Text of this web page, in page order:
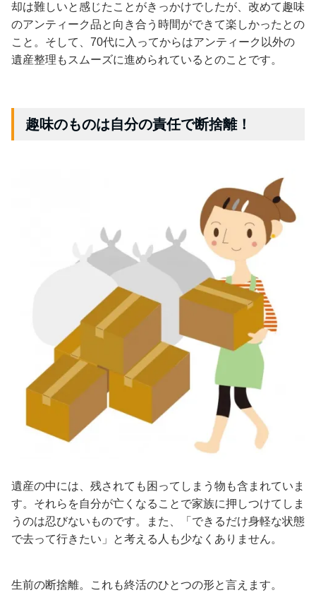
却は難しいと感じたことがきっかけでしたが、改めて趣味
のアンティーク品と向き合う時間ができて楽しかったとの
こと。そして、70代に入ってからはアンティーク以外の
遺産整理もスムーズに進められているとのことです。
趣味のものは自分の責任で断捨離！
遺産の中には、残されても困ってしまう物も含まれていま
す。それらを自分が亡くなることで家族に押しつけてしま
うのは忍びないものです。また、「できるだけ身軽な状態
で去って行きたい」と考える人も少なくありません。
生前の断捨離。これも終活のひとつの形と言えます。